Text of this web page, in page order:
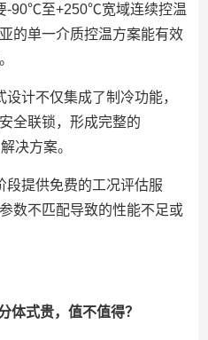
-90℃至+250℃宽域连续控温
的单一介质控温方案能有效
设计不仅集成了制冷功能，
全联锁，形成完整的
决方案。
段提供免费的工况评估服
数不匹配导致的性能不足或
体式贵，值不值得？